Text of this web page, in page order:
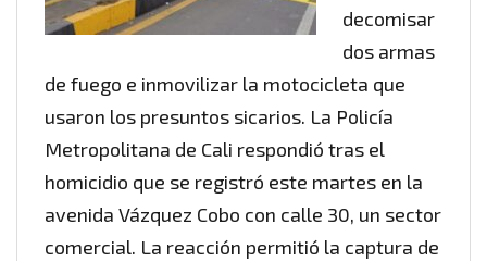
decomisar
dos armas
de fuego e inmovilizar la motocicleta que
usaron los presuntos sicarios. La Policía
Metropolitana de Cali respondió tras el
homicidio que se registró este martes en la
avenida Vázquez Cobo con calle 30, un sector
comercial. La reacción permitió la captura de